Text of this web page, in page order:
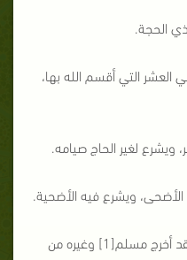
الحجة.
التي أقسم الله بها،
ويشرع لغير الحاج صيامه.
ويشرع فيه الأضحية.
هـ - يشرع صيام شهر الله المحرم، فقد أخرج مسلم[1] وغيره من